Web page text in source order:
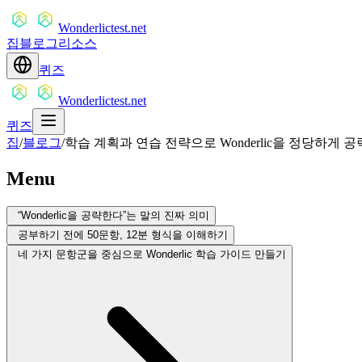
Wonderlictest.net
집블로그리소스
퀴즈
Wonderlictest.net
퀴즈
집/블로그/학습 계획과 연습 전략으로 Wonderlic을 정당하게 공
Menu
“Wonderlic을 공략한다”는 말의 진짜 의미
공부하기 전에 50문항, 12분 형식을 이해하기
네 가지 문항군을 중심으로 Wonderlic 학습 가이드 만들기